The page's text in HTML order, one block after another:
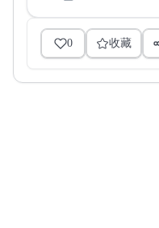
0 收藏